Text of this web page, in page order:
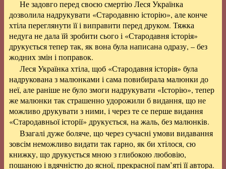
Не задовго перед своєю смертію Леся Українка
дозволила надрукувати «Стародавню історію», але конче
хтіла переглянути її і виправити перед друком. Тяжка
недуга не дала їй зробити сього і «Стародавня історія»
друкується тепер так, як вона була написана одразу, – без
жодних змін і поправок.
Леся Українка хтіла, щоб «Стародавня історія» була
надрукована з малюнками і сама повибирала малюнки до
неї, але раніше не було змоги надрукувати «Історію», тепер
же малюнки так страшенно удорожили б видання, що не
можливо друкувати з ними, і через те се перше видання
«Стародавньої історії» друкується, на жаль, без малюнків.
Взагалі дуже боляче, що через сучасні умови видавання
зовсім неможливо видати так гарно, як би хтілося, сю
книжку, що друкується мною з глибокою любовію,
пошаною і вдячністю до ясної, прекрасної пам’яті її автора.